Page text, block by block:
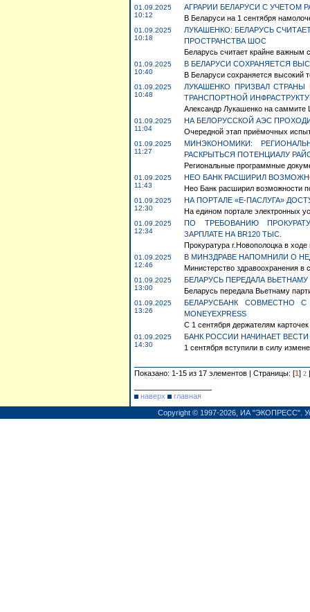
01.09.2025
10:12
АГРАРИИ БЕЛАРУСИ С УЧЕТОМ
В Беларуси на 1 сентября
01.09.2025
10:18
ЛУКАШЕНКО: БЕЛАРУСЬ
ПРОСТРАНСТВА ШОС
Беларусь считает крайне важным
01.09.2025
10:40
В БЕЛАРУСИ СОХРАНЯЕТСЯ
В Беларуси сохраняется высокий
01.09.2025
10:48
ЛУКАШЕНКО ПРИЗВАЛ
ТРАНСПОРТНОЙ
Александр Лукашенко на
01.09.2025
11:04
НА БЕЛОРУССКОЙ АЭС
Очередной этап приёмочных
01.09.2025
11:27
МИНЭКОНОМИКИ:
РАСКРЫТЬСЯ ПОТЕНЦИАЛУ
Региональные программные
01.09.2025
11:43
НЕО БАНК РАСШИРИЛ
Нео Банк расширил возможности
01.09.2025
12:30
НА ПОРТАЛЕ «Е-ПАСЛУГА»
На едином портале электронных
01.09.2025
12:34
ПО ТРЕБОВАНИЮ
ЗАРПЛАТЕ НА BR120 ТЫС.
Прокуратура г.Новополоцка в
01.09.2025
12:46
В МИНЗДРАВЕ НАПОМНИЛИ О
Министерство здравоохранения
01.09.2025
13:00
БЕЛАРУСЬ ПЕРЕДАЛА
Беларусь передала Вьетнаму
01.09.2025
13:26
БЕЛАРУСБАНК СОВМЕСТНО С
MONEYEXPRESS
С 1 сентября держателям
01.09.2025
14:30
БАНК РОССИИ НАЧИНАЕТ
1 сентября вступили в силу
Показано: 1-15 из 17 элементов | Страницы: [1] 2 |
наверх
главная
Copyright © 1997-2026, ИА "ЭКОПРЕСС".